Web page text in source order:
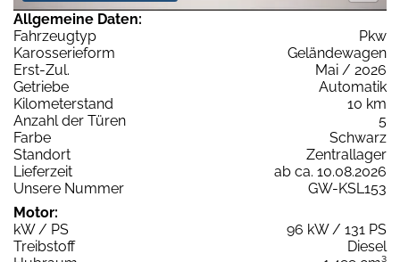
Allgemeine Daten:
Fahrzeugtyp
Pkw
Karosserieform
Geländewagen
Erst-Zul.
Mai / 2026
Getriebe
Automatik
Kilometerstand
10 km
Anzahl der Türen
5
Farbe
Schwarz
Standort
Zentrallager
Lieferzeit
ab ca. 10.08.2026
Unsere Nummer
GW-KSL153
Motor:
kW / PS
96 kW / 131 PS
Treibstoff
Diesel